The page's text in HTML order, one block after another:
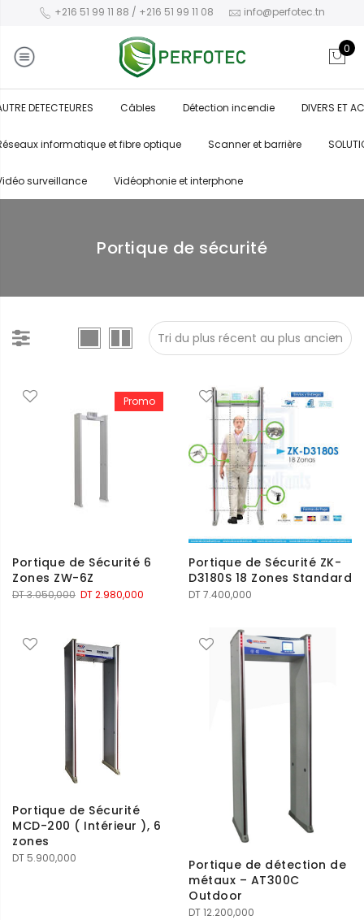
+216 51 99 11 88 / +216 51 99 11 08 info@perfotec.tn
0
DETECTEURES Câbles Détection incendie DIVERS ET
informatique et fibre optique Scanner et barrière
surveillance Vidéophonie et interphone
Portique de sécurité
Promo
Portique de Sécurité 6
Zones ZW-6Z
DT3.050,000 Le
était :
DT 3.050,000.
DT2.980,000
Portique de Sécurité ZK-
D3180S 18 Zones Standard
DT7.400,000
Portique de Sécurité
MCD-200 ( Intérieur ), 6
zones
DT 5.900,000
Portique de détection de
métaux – AT300C
Outdoor
DT12.200,000